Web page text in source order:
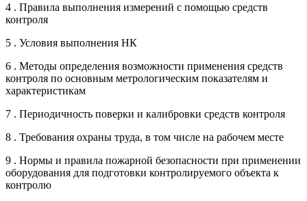
4 . Правила выполнения измерений с помощью средств
контроля
5 . Условия выполнения НК
6 . Методы определения возможности применения средств
контроля по основным метрологическим показателям и
характеристикам
7 . Периодичность поверки и калибровки средств контроля
8 . Требования охраны труда, в том числе на рабочем месте
9 . Нормы и правила пожарной безопасности при применении
оборудования для подготовки контролируемого объекта к
контролю